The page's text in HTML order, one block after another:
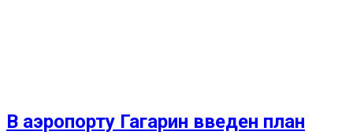
В аэропорту Гагарин введен план